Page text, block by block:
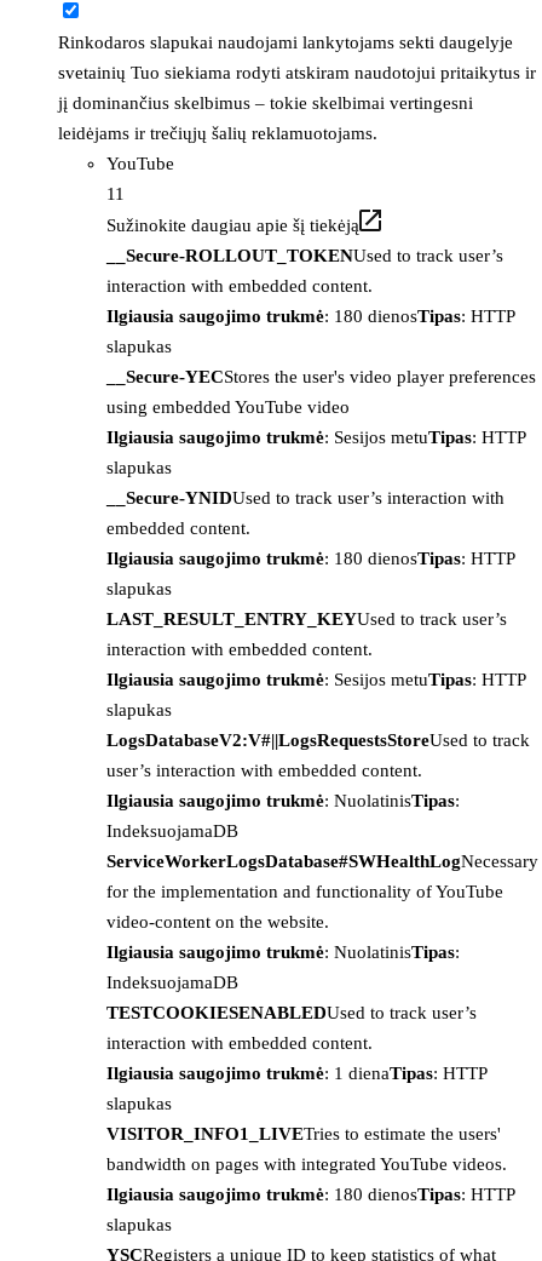
Rinkodaros slapukai naudojami lankytojams sekti daugelyje
svetainių Tuo siekiama rodyti atskiram naudotojui pritaikytus ir
jį dominančius skelbimus – tokie skelbimai vertingesni
leidėjams ir trečiųjų šalių reklamuotojams.
YouTube
11
Sužinokite daugiau apie šį tiekėją
__Secure-ROLLOUT_TOKENUsed to track user’s
interaction with embedded content.
Ilgiausia saugojimo trukmė: 180 dienosTipas: HTTP
slapukas
__Secure-YECStores the user's video player preferences
using embedded YouTube video
Ilgiausia saugojimo trukmė: Sesijos metuTipas: HTTP
slapukas
__Secure-YNIDUsed to track user’s interaction with
embedded content.
Ilgiausia saugojimo trukmė: 180 dienosTipas: HTTP
slapukas
LAST_RESULT_ENTRY_KEYUsed to track user’s
interaction with embedded content.
Ilgiausia saugojimo trukmė: Sesijos metuTipas: HTTP
slapukas
LogsDatabaseV2:V#||LogsRequestsStoreUsed to track
user’s interaction with embedded content.
Ilgiausia saugojimo trukmė: NuolatinisTipas:
IndeksuojamaDB
ServiceWorkerLogsDatabase#SWHealthLogNecessary
for the implementation and functionality of YouTube
video-content on the website.
Ilgiausia saugojimo trukmė: NuolatinisTipas:
IndeksuojamaDB
TESTCOOKIESENABLEDUsed to track user’s
interaction with embedded content.
Ilgiausia saugojimo trukmė: 1 dienaTipas: HTTP
slapukas
VISITOR_INFO1_LIVETries to estimate the users'
bandwidth on pages with integrated YouTube videos.
Ilgiausia saugojimo trukmė: 180 dienosTipas: HTTP
slapukas
YSCRegisters a unique ID to keep statistics of what